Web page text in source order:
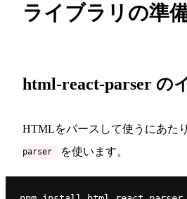
ライブラリの準
html-react-parser の
HTMLをパースして使うにあたり
parser を使います。